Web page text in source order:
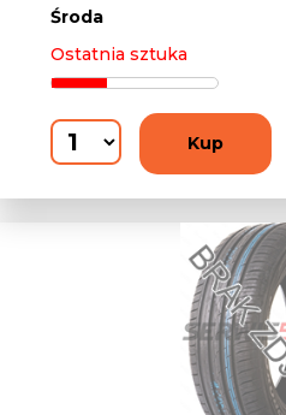
Środa
Ostatnia sztuka
Kup